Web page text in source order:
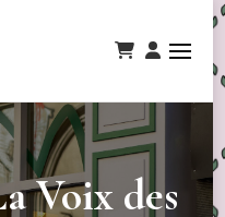
Voix des